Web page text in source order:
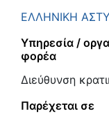
ΕΛΛΗΝΙΚΗ
Υπηρεσία /
φορέα
Διεύθυνση
Παρέχεται σε